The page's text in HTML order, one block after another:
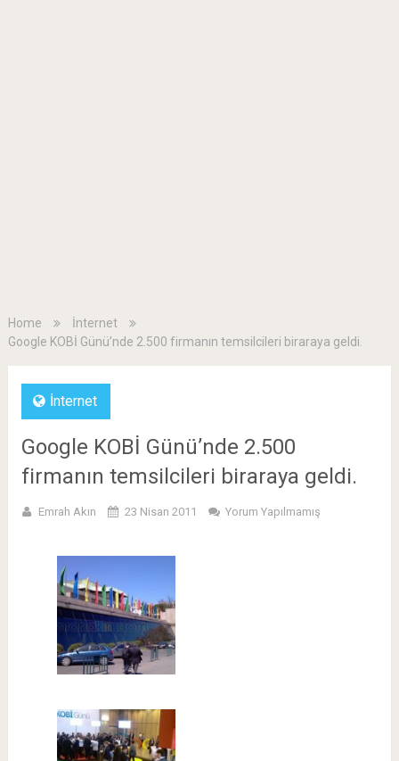
Home
İnternet
Google KOBİ Günü’nde 2.500 firmanın temsilcileri biraraya geldi.
İnternet
Google KOBİ Günü’nde 2.500
firmanın temsilcileri biraraya geldi.
Emrah Akın 23 Nisan 2011 Yorum Yapılmamış